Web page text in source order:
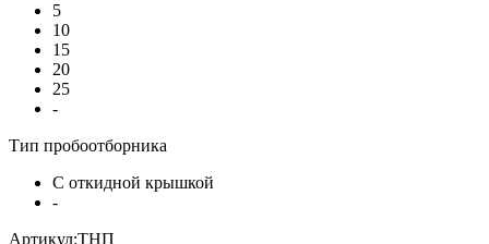
5
10
15
20
25
-
Тип пробоотборника
С откидной крышкой
-
Артикул:ТНП